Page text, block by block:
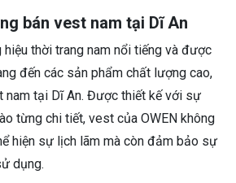
bán vest nam tại Dĩ An
hiệu thời trang nam nổi tiếng và được
đến các sản phẩm chất lượng cao,
nam tại Dĩ An. Được thiết kế với sự
từng chi tiết, vest của OWEN không
hiện sự lịch lãm mà còn đảm bảo sự
dụng.